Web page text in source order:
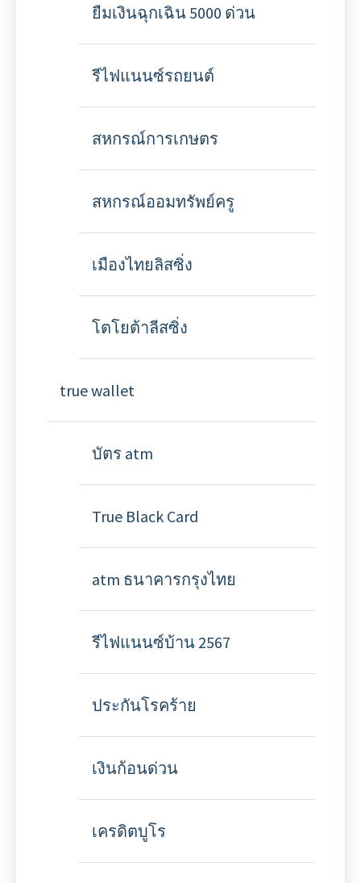
ยืมเงินฉุกเฉิน 5000 ด่วน
รีไฟแนนซ์รถยนต์
สหกรณ์การเกษตร
สหกรณ์ออมทรัพย์ครู
เมืองไทยลิสซิ่ง
โตโยต้าลีสซิ่ง
true wallet
บัตร atm
True Black Card
atm ธนาคารกรุงไทย
รีไฟแนนซ์บ้าน 2567
ประกันโรคร้าย
เงินก้อนด่วน
เครดิตบูโร